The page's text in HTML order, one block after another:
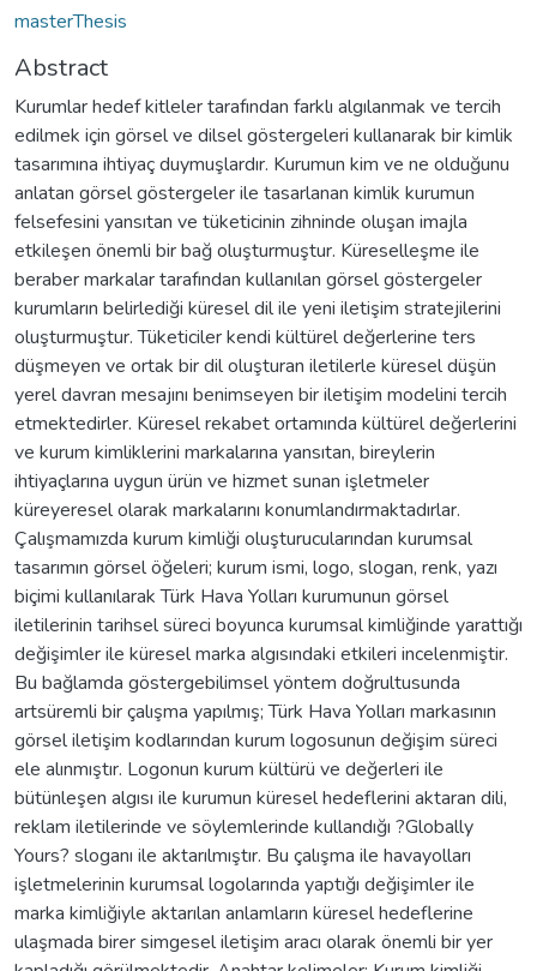
masterThesis
Abstract
Kurumlar hedef kitleler tarafından farklı algılanmak ve tercih
edilmek için görsel ve dilsel göstergeleri kullanarak bir kimlik
tasarımına ihtiyaç duymuşlardır. Kurumun kim ve ne olduğunu
anlatan görsel göstergeler ile tasarlanan kimlik kurumun
felsefesini yansıtan ve tüketicinin zihninde oluşan imajla
etkileşen önemli bir bağ oluşturmuştur. Küreselleşme ile
beraber markalar tarafından kullanılan görsel göstergeler
kurumların belirlediği küresel dil ile yeni iletişim stratejilerini
oluşturmuştur. Tüketiciler kendi kültürel değerlerine ters
düşmeyen ve ortak bir dil oluşturan iletilerle küresel düşün
yerel davran mesajını benimseyen bir iletişim modelini tercih
etmektedirler. Küresel rekabet ortamında kültürel değerlerini
ve kurum kimliklerini markalarına yansıtan, bireylerin
ihtiyaçlarına uygun ürün ve hizmet sunan işletmeler
küreyeresel olarak markalarını konumlandırmaktadırlar.
Çalışmamızda kurum kimliği oluşturucularından kurumsal
tasarımın görsel öğeleri; kurum ismi, logo, slogan, renk, yazı
biçimi kullanılarak Türk Hava Yolları kurumunun görsel
iletilerinin tarihsel süreci boyunca kurumsal kimliğinde yarattığı
değişimler ile küresel marka algısındaki etkileri incelenmiştir.
Bu bağlamda göstergebilimsel yöntem doğrultusunda
artsüremli bir çalışma yapılmış; Türk Hava Yolları markasının
görsel iletişim kodlarından kurum logosunun değişim süreci
ele alınmıştır. Logonun kurum kültürü ve değerleri ile
bütünleşen algısı ile kurumun küresel hedeflerini aktaran dili,
reklam iletilerinde ve söylemlerinde kullandığı ?Globally
Yours? sloganı ile aktarılmıştır. Bu çalışma ile havayolları
işletmelerinin kurumsal logolarında yaptığı değişimler ile
marka kimliğiyle aktarılan anlamların küresel hedeflerine
ulaşmada birer simgesel iletişim aracı olarak önemli bir yer